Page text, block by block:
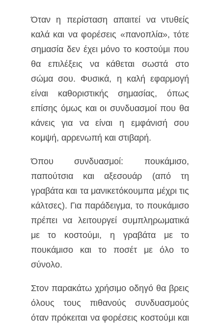
Όταν η περίσταση απαιτεί να ντυθείς
καλά και να φορέσεις «πανοπλία», τότε
σημασία δεν έχει μόνο το κοστούμι που
θα επιλέξεις να κάθεται σωστά στο
σώμα σου. Φυσικά, η καλή εφαρμογή
είναι καθοριστικής σημασίας, όπως
επίσης όμως και οι συνδυασμοί που θα
κάνεις για να είναι η εμφάνισή σου
κομψή, αρρενωπή και στιβαρή.
Όπου συνδυασμοί: πουκάμισο,
παπούτσια και αξεσουάρ (από τη
γραβάτα και τα μανικετόκουμπα μέχρι τις
κάλτσες). Για παράδειγμα, το πουκάμισο
πρέπει να λειτουργεί συμπληρωματικά
με το κοστούμι, η γραβάτα με το
πουκάμισο και το ποσέτ με όλο το
σύνολο.
Στον παρακάτω χρήσιμο οδηγό θα βρεις
όλους τους πιθανούς συνδυασμούς
όταν πρόκειται να φορέσεις κοστούμι και